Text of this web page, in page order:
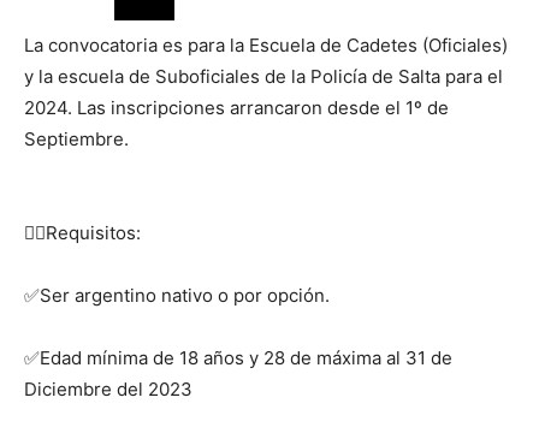
La convocatoria es para la Escuela de Cadetes (Oficiales)
y la escuela de Suboficiales de la Policía de Salta para el
2024. Las inscripciones arrancaron desde el 1º de
Septiembre.
👉🏻Requisitos:
✅Ser argentino nativo o por opción.
✅Edad mínima de 18 años y 28 de máxima al 31 de
Diciembre del 2023